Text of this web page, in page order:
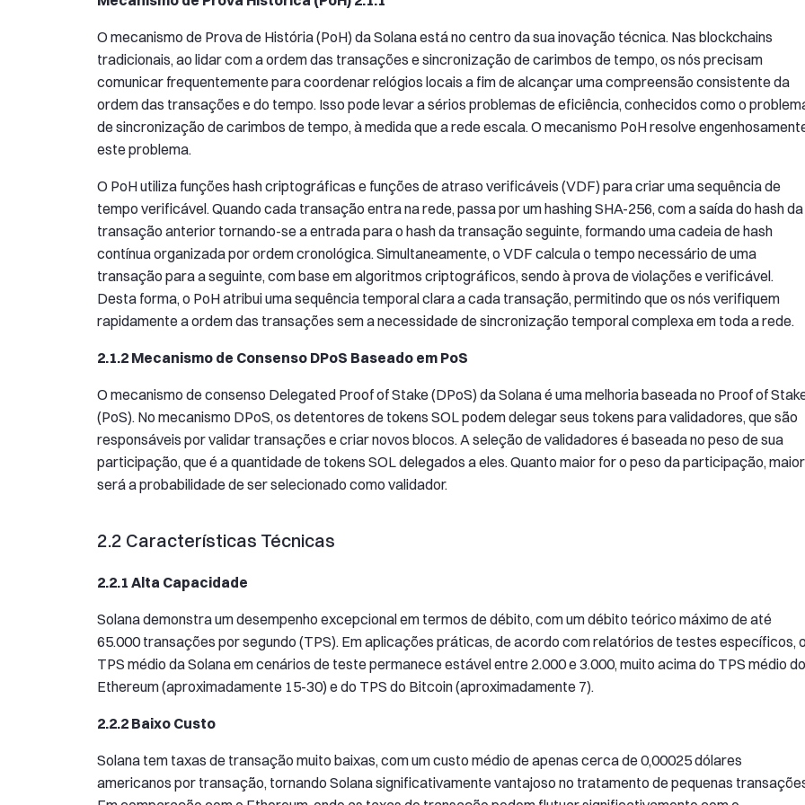
O mecanismo de Prova de História (PoH) da Solana está no centro da sua inovação técnica. Nas blockchains
tradicionais, ao lidar com a ordem das transações e sincronização de carimbos de tempo, os nós precisam
comunicar frequentemente para coordenar relógios locais a fim de alcançar uma compreensão consistente da
ordem das transações e do tempo. Isso pode levar a sérios problemas de eficiência, conhecidos como o
de sincronização de carimbos de tempo, à medida que a rede escala. O mecanismo PoH resolve
este problema.
O PoH utiliza funções hash criptográficas e funções de atraso verificáveis (VDF) para criar uma sequência de
tempo verificável. Quando cada transação entra na rede, passa por um hashing SHA-256, com a saída do hash da
transação anterior tornando-se a entrada para o hash da transação seguinte, formando uma cadeia de hash
contínua organizada por ordem cronológica. Simultaneamente, o VDF calcula o tempo necessário de uma
transação para a seguinte, com base em algoritmos criptográficos, sendo à prova de violações e verificável.
Desta forma, o PoH atribui uma sequência temporal clara a cada transação, permitindo que os nós verifiquem
rapidamente a ordem das transações sem a necessidade de sincronização temporal complexa em toda a rede.
2.1.2 Mecanismo de Consenso DPoS Baseado em PoS
O mecanismo de consenso Delegated Proof of Stake (DPoS) da Solana é uma melhoria baseada no Proof of
(PoS). No mecanismo DPoS, os detentores de tokens SOL podem delegar seus tokens para validadores, que são
responsáveis por validar transações e criar novos blocos. A seleção de validadores é baseada no peso de sua
participação, que é a quantidade de tokens SOL delegados a eles. Quanto maior for o peso da participação, maior
será a probabilidade de ser selecionado como validador.
2.2 Características Técnicas
2.2.1 Alta Capacidade
Solana demonstra um desempenho excepcional em termos de débito, com um débito teórico máximo de até
65.000 transações por segundo (TPS). Em aplicações práticas, de acordo com relatórios de testes específicos, o
TPS médio da Solana em cenários de teste permanece estável entre 2.000 e 3.000, muito acima do TPS médio do
Ethereum (aproximadamente 15-30) e do TPS do Bitcoin (aproximadamente 7).
2.2.2 Baixo Custo
Solana tem taxas de transação muito baixas, com um custo médio de apenas cerca de 0,00025 dólares
americanos por transação, tornando Solana significativamente vantajoso no tratamento de pequenas